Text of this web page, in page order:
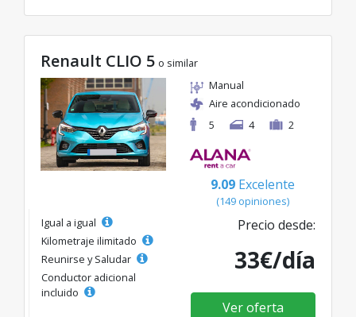
Renault CLIO 5 o similar
Manual
Aire acondicionado
5
4 2
9.09 Excelente
(149 opiniones)
Igual a igual
Kilometraje ilimitado
Reunirse y Saludar
Conductor adicional
incluido
Precio desde:
33€/día
Ver oferta